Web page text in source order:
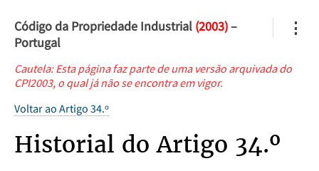
Código da Propriedade Industrial (2003)–
Portugal
⋮
Cautela: Esta página faz parte de uma versão arquivada do
CPI2003, o qual já não se encontra em vigor.
Voltar ao Artigo 34.º
Historial do Artigo 34.º